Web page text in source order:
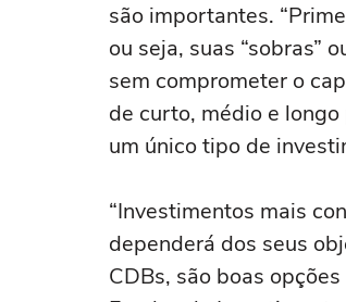
são importantes.
ou seja, suas “sobras”
sem comprometer o
de curto, médio e
um único tipo de
“Investimentos mais
dependerá dos seus
CDBs, são boas